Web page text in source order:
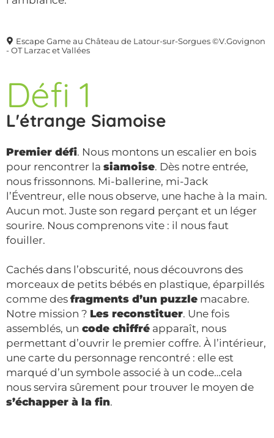
Escape Game au Château de Latour-sur-Sorgues ©V.Govignon
- OT Larzac et Vallées
Défi 1
L'étrange Siamoise
Premier défi. Nous montons un escalier en bois
pour rencontrer la siamoise. Dès notre entrée,
nous frissonnons. Mi-ballerine, mi-Jack
l’Éventreur, elle nous observe, une hache à la main.
Aucun mot. Juste son regard perçant et un léger
sourire. Nous comprenons vite : il nous faut
fouiller.
Cachés dans l’obscurité, nous découvrons des
morceaux de petits bébés en plastique, éparpillés
comme des fragments d’un puzzle macabre.
Notre mission ? Les reconstituer. Une fois
assemblés, un code chiffré apparaît, nous
permettant d’ouvrir le premier coffre. À l’intérieur,
une carte du personnage rencontré : elle est
marqué d’un symbole associé à un code…cela
nous servira sûrement pour trouver le moyen de
s’échapper à la fin.